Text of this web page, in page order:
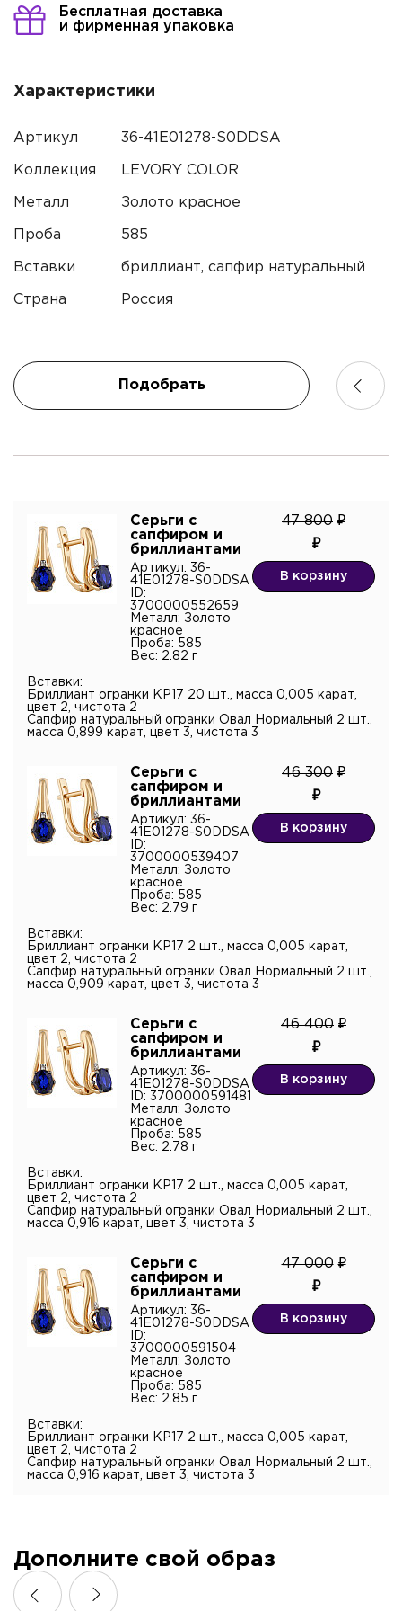
Бесплатная доставка
и фирменная упаковка
Характеристики
Артикул 36-41E01278-S0DDSA
Коллекция LEVORY COLOR
Металл Золото красное
Проба 585
Вставки бриллиант, сапфир натуральный
Страна Россия
Подобрать
Серьги с
сапфиром и
бриллиантами
Артикул: 36-
41E01278-S0DDSA
ID:
3700000552659
Металл: Золото
красное
Проба: 585
Вес: 2.82 г
47 800
В корзину
Вставки:
Бриллиант огранки КР17 20 шт., масса 0,005 карат,
цвет 2, чистота 2
Сапфир натуральный огранки Овал Нормальный 2 шт.,
масса 0,899 карат, цвет 3, чистота 3
Серьги с
сапфиром и
бриллиантами
Артикул: 36-
41E01278-S0DDSA
ID:
3700000539407
Металл: Золото
красное
Проба: 585
Вес: 2.79 г
46 300
В корзину
Вставки:
Бриллиант огранки КР17 2 шт., масса 0,005 карат,
цвет 2, чистота 2
Сапфир натуральный огранки Овал Нормальный 2 шт.,
масса 0,909 карат, цвет 3, чистота 3
Серьги с
сапфиром и
бриллиантами
Артикул: 36-
41E01278-S0DDSA
ID: 3700000591481
Металл: Золото
красное
Проба: 585
Вес: 2.78 г
46 400
В корзину
Вставки:
Бриллиант огранки КР17 2 шт., масса 0,005 карат,
цвет 2, чистота 2
Сапфир натуральный огранки Овал Нормальный 2 шт.,
масса 0,916 карат, цвет 3, чистота 3
Серьги с
сапфиром и
бриллиантами
Артикул: 36-
41E01278-S0DDSA
ID:
3700000591504
Металл: Золото
красное
Проба: 585
Вес: 2.85 г
47 000
В корзину
Вставки:
Бриллиант огранки КР17 2 шт., масса 0,005 карат,
цвет 2, чистота 2
Сапфир натуральный огранки Овал Нормальный 2 шт.,
масса 0,916 карат, цвет 3, чистота 3
Контактный телефон*
Комментарий
Я подтверждаю согласие с
конфиденциальности
персональных данных.*
Имя
Телефон
Дополните свой образ